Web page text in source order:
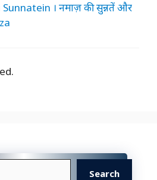
। नमाज़ की सुन्नतें और
Search